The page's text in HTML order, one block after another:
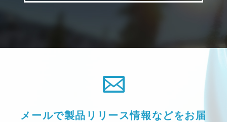
メールで製品リリース情報などをお届